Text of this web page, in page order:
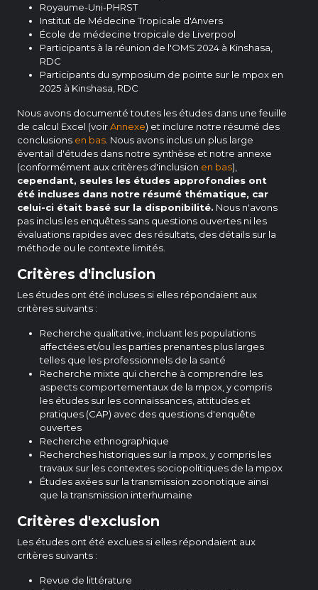
Royaume-Uni-PHRST
Institut de Médecine Tropicale d'Anvers
École de médecine tropicale de Liverpool
Participants à la réunion de l'OMS 2024 à Kinshasa,
RDC
Participants du symposium de pointe sur le mpox en
2025 à Kinshasa, RDC
Nous avons documenté toutes les études dans une feuille
de calcul Excel (voirAnnexe) et inclure notre résumé des
conclusions en bas . Nous avons inclus un plus large
éventail d'études dans notre synthèse et notre annexe
(conformément aux critères d'inclusion en bas),
cependant, seules les études approfondies ont
été incluses dans notre résumé thématique, car
celui-ci était basé sur la disponibilité. Nous n'avons
pas inclus les enquêtes sans questions ouvertes ni les
évaluations rapides avec des résultats, des détails sur la
méthode ou le contexte limités.
Critères d'inclusion
Les études ont été incluses si elles répondaient aux
critères suivants :
Recherche qualitative, incluant les populations
affectées et/ou les parties prenantes plus larges
telles que les professionnels de la santé
Recherche mixte qui cherche à comprendre les
aspects comportementaux de la mpox, y compris
les études sur les connaissances, attitudes et
pratiques (CAP) avec des questions d'enquête
ouvertes
Recherche ethnographique
Recherches historiques sur la mpox, y compris les
travaux sur les contextes sociopolitiques de la mpox
Études axées sur la transmission zoonotique ainsi
que la transmission interhumaine
Critères d'exclusion
Les études ont été exclues si elles répondaient aux
critères suivants :
Revue de littérature